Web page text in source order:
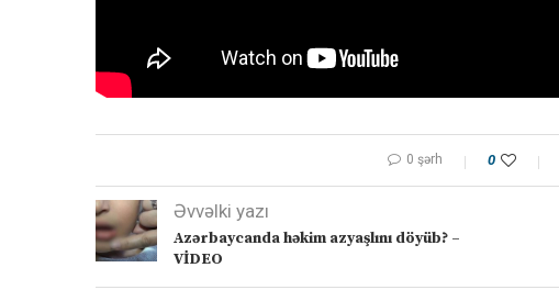
0 şərh 0
Əvvəlki yazı
Azərbaycanda həkim azyaşlını döyüb? –
VİDEO